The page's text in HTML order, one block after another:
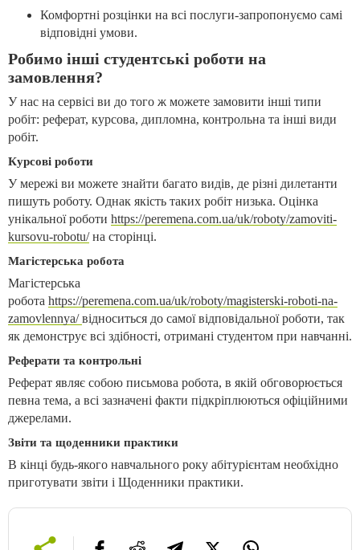
Комфортні розцінки на всі послуги-запропонуємо самі
відповідні умови.
Робимо інші студентські роботи на
замовлення?
У нас на сервісі ви до того ж можете замовити інші типи
робіт: реферат, курсова, дипломна, контрольна та інші види
робіт.
Курсові роботи
У мережі ви можете знайти багато видів, де різні дилетанти
пишуть роботу. Однак якість таких робіт низька. Оцінка
унікальної роботи https://peremena.com.ua/uk/roboty/zamoviti-
kursovu-robotu/на сторінці.
Магістерська робота
Магістерська
робота https://peremena.com.ua/uk/roboty/magisterski-roboti-na-
zamovlennya/відноситься до самої відповідальної роботи, так
як демонструє всі здібності, отримані студентом при навчанні.
Реферати та контрольні
Реферат являє собою письмова робота, в якій обговорюється
певна тема, а всі зазначені факти підкріплюються офіційними
джерелами.
Звіти та щоденники практики
В кінці будь-якого навчального року абітурієнтам необхідно
приготувати звіти і Щоденники практики.